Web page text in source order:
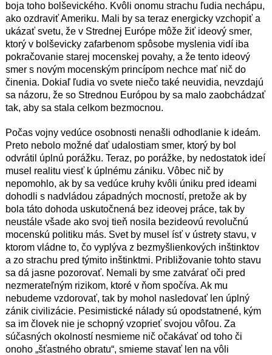
boja toho bolševického. Kvôli onomu strachu ľudia nechápu,
ako ozdraviť Ameriku. Mali by sa teraz energicky vzchopiť a
ukázať svetu, že v Strednej Európe môže žiť ideový smer,
ktorý v bolševicky zafarbenom spôsobe myslenia vidí iba
pokračovanie starej mocenskej povahy, a že tento ideový
smer s novým mocenským princípom nechce mať nič do
činenia. Dokiaľ ľudia vo svete niečo také neuvidia, nevzdajú
sa názoru, že so Strednou Európou by sa malo zaobchádzať
tak, aby sa stala celkom bezmocnou.
Počas vojny vedúce osobnosti nenašli odhodlanie k ideám.
Preto nebolo možné dať udalostiam smer, ktorý by bol
odvrátil úplnú porážku. Teraz, po porážke, by nedostatok ideí
musel realitu viesť k úplnému zániku. Vôbec nič by
nepomohlo, ak by sa vedúce kruhy kvôli úniku pred ideami
dohodli s nadvládou západných mocností, pretože ak by
bola táto dohoda uskutočnená bez ideovej práce, tak by
neustále všade ako svoj tieň nosila bezideovú revolučnú
mocenskú politiku más. Svet by musel ísť v ústrety stavu, v
ktorom vládne to, čo vyplýva z bezmyšlienkových inštinktov
a zo strachu pred týmito inštinktmi. Približovanie tohto stavu
sa dá jasne pozorovať. Nemali by sme zatvárať oči pred
nezmerateľným rizikom, ktoré v ňom spočíva. Ak mu
nebudeme vzdorovať, tak by mohol nasledovať len úplný
zánik civilizácie. Pesimistické nálady sú opodstatnené, kým
sa im človek nie je schopný vzoprieť svojou vôľou. Za
súčasných okolností nesmieme nič očakávať od toho či
onoho „šťastného obratu“, smieme stavať len na vôli